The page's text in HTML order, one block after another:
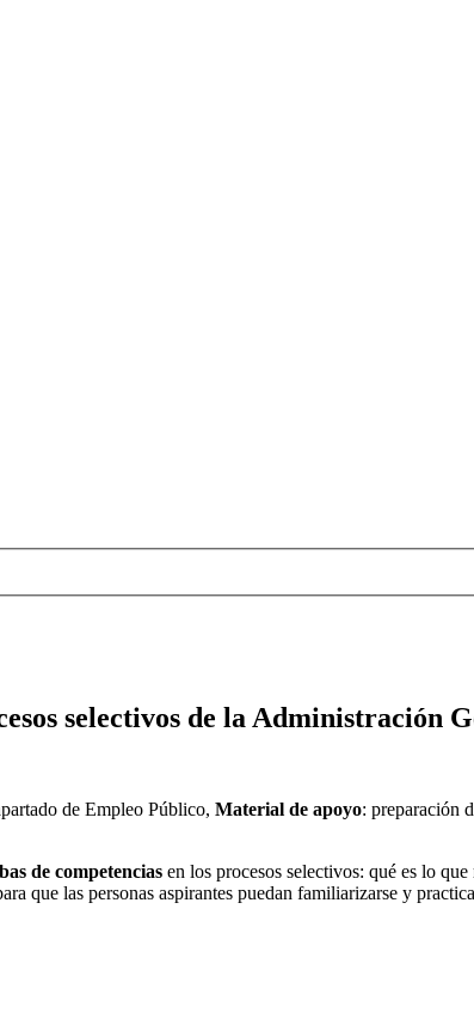
selectivos de la Administración
de Empleo Público, Material de apoyo: preparación
de competencias en los procesos selectivos: qué es lo
que las personas aspirantes puedan familiarizarse y